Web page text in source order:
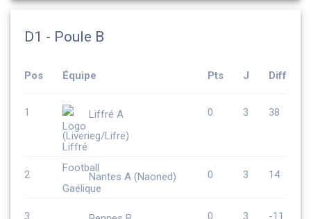
D1 - Poule B
Pos Équipe Pts J Diff
1
Liffré A
(Liverieg/Lifrë)
0 3 38
2 Nantes A (Naoned) 0 3 14
3 0 3 -11